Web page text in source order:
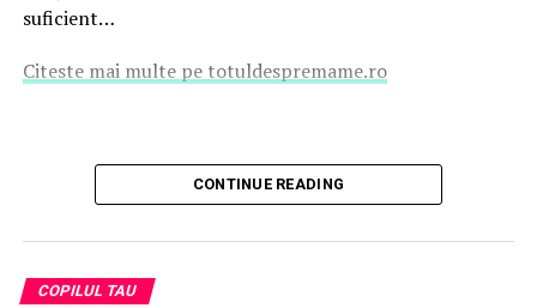
suficient…
Citeste mai multe pe totuldespremame.ro
CONTINUE READING
COPILUL TAU